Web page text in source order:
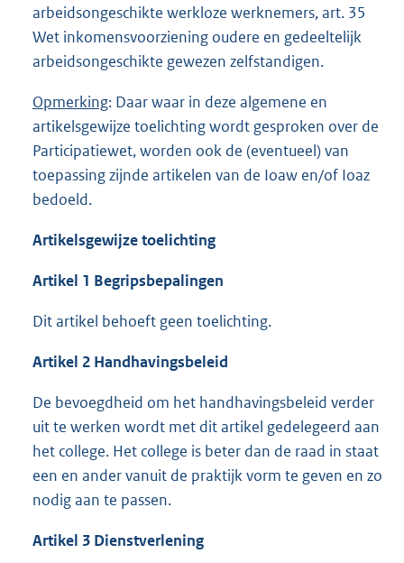
arbeidsongeschikte werkloze werknemers, art. 35
Wet inkomensvoorziening oudere en gedeeltelijk
arbeidsongeschikte gewezen zelfstandigen.
Opmerking: Daar waar in deze algemene en
artikelsgewijze toelichting wordt gesproken over de
Participatiewet, worden ook de (eventueel) van
toepassing zijnde artikelen van de Ioaw en/of Ioaz
bedoeld.
Artikelsgewijze toelichting
Artikel 1 Begripsbepalingen
Dit artikel behoeft geen toelichting.
Artikel 2 Handhavingsbeleid
De bevoegdheid om het handhavingsbeleid verder
uit te werken wordt met dit artikel gedelegeerd aan
het college. Het college is beter dan de raad in staat
een en ander vanuit de praktijk vorm te geven en zo
nodig aan te passen.
Artikel 3 Dienstverlening